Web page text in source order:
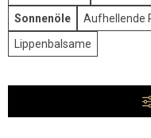
Sonnenöle
Aufhellende
Lippenbalsame